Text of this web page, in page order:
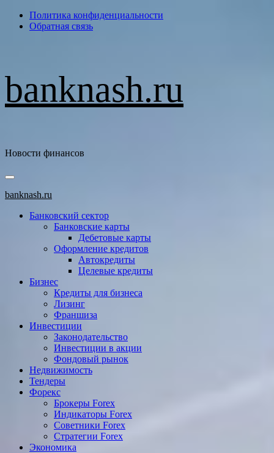
ПерейтиПолитика конфиденциальности
Обратная связь
banknash.ru
Новости финансов
Основное
меню
banknash.ru
Банковский сектор
Банковские карты
Дебетовые карты
Оформление кредитов
Автокредиты
Целевые кредиты
Бизнес
Кредиты для бизнеса
Лизинг
Франшиза
Инвестиции
Законодательство
Инвестиции в акции
Фондовый рынок
Недвижимость
Тендеры
Форекс
Брокеры Forex
Индикаторы Forex
Советники Forex
Стратегии Forex
Экономика